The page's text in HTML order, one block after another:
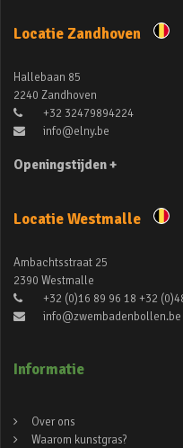
Locatie Zandhoven
Hallebaan 85
2240 Zandhoven
+32 32479894224
info@elny.be
Openingstijden +
Locatie Westmalle
Ambachtsstraat 25
2390 Westmalle
+32 (0)16 89 96 18 +32
info@zwembadenbollen.be
Informatie
Over ons
Waarom kunstgras?